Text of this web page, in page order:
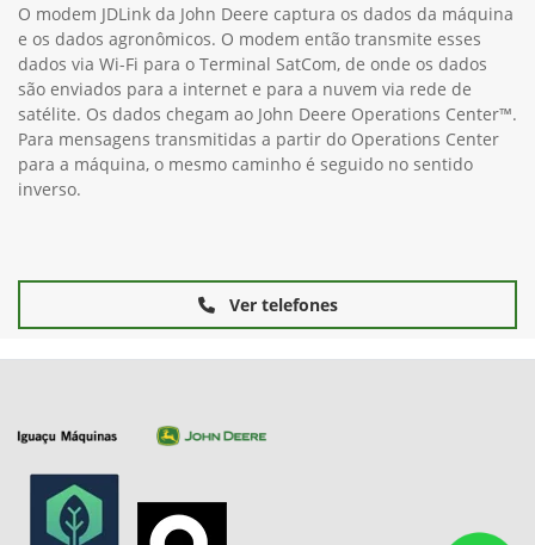
O modem JDLink da John Deere captura os dados da máquina
e os dados agronômicos. O modem então transmite esses
dados via Wi-Fi para o Terminal SatCom, de onde os dados
são enviados para a internet e para a nuvem via rede de
satélite. Os dados chegam ao John Deere Operations Center™.
Para mensagens transmitidas a partir do Operations Center
para a máquina, o mesmo caminho é seguido no sentido
inverso.
Ver telefones